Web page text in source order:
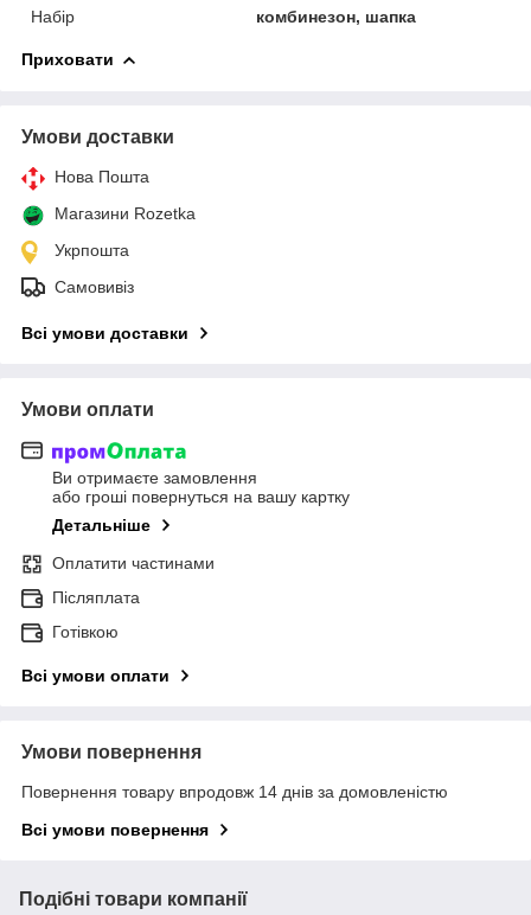
Набір
комбинезон, шапка
Приховати
Умови доставки
Нова Пошта
Магазини Rozetka
Укрпошта
Самовивіз
Всі умови доставки
Умови оплати
Ви отримаєте замовлення
або гроші повернуться на вашу картку
Детальніше
Оплатити частинами
Післяплата
Готівкою
Всі умови оплати
Умови повернення
Повернення товару впродовж 14 днів за домовленістю
Всі умови повернення
Подібні товари компанії